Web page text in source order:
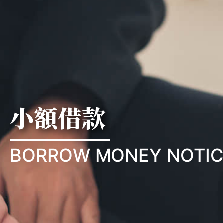
小額借款
BORROW MONEY